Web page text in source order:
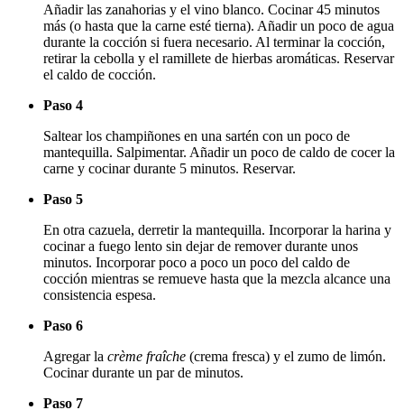
Añadir las zanahorias y el vino blanco. Cocinar 45 minutos
más (o hasta que la carne esté tierna). Añadir un poco de agua
durante la cocción si fuera necesario. Al terminar la cocción,
retirar la cebolla y el ramillete de hierbas aromáticas. Reservar
el caldo de cocción.
Paso 4
Saltear los champiñones en una sartén con un poco de
mantequilla. Salpimentar. Añadir un poco de caldo de cocer la
carne y cocinar durante 5 minutos. Reservar.
Paso 5
En otra cazuela, derretir la mantequilla. Incorporar la harina y
cocinar a fuego lento sin dejar de remover durante unos
minutos. Incorporar poco a poco un poco del caldo de
cocción mientras se remueve hasta que la mezcla alcance una
consistencia espesa.
Paso 6
Agregar la crème fraîche (crema fresca) y el zumo de limón.
Cocinar durante un par de minutos.
Paso 7